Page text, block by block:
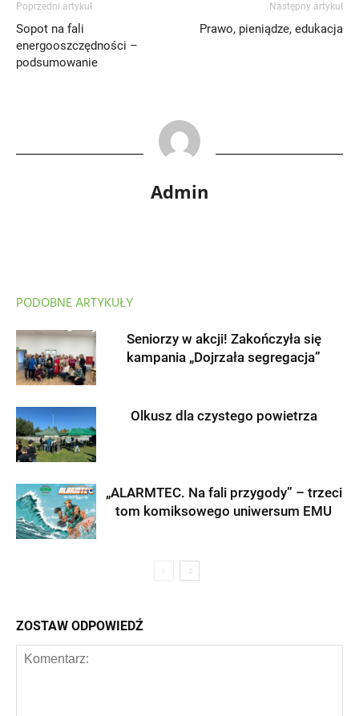
Poprzedni artykuł
Sopot na fali
energooszczędności –
podsumowanie
Następny artykuł
Prawo, pieniądze, edukacja
Admin
PODOBNE ARTYKUŁY
Seniorzy w akcji! Zakończyła się
kampania „Dojrzała segregacja”
Olkusz dla czystego powietrza
„ALARMTEC. Na fali przygody” – trzeci
tom komiksowego uniwersum EMU
ZOSTAW ODPOWIEDŹ